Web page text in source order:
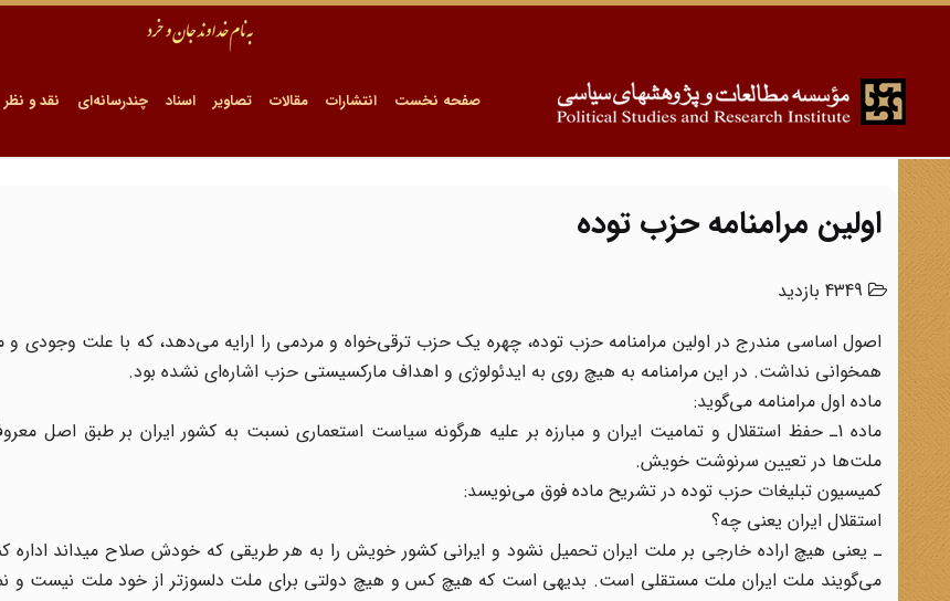
صفحه نخست انتشارات مقالات تصاویر اسناد چندرسانه‌ای نقد و نظر
اولین مرامنامه حزب توده
اصول اساسی مندرج در اولین مرامنامه حزب توده، چهره یک حزب ترقی‌خواه و مردمی را ارایه می‌دهد، که با علت وجودی
همخوانی نداشت. در این مرامنامه به هیچ روی به ایدئولوژی و اهداف مارکسیستی حزب اشاره‌ای نشده بود.
ماده اول مرامنامه می‌‌گوید:
ماده 1ـ حفظ استقلال و تمامیت ایران و مبارزه بر علیه هرگونه سیاست استعماری نسبت به کشور ایران بر طبق اصل
ملت‌ها در تعیین سرنوشت خویش.
کمیسیون تبلیغات حزب توده در تشریح ماده فوق می‌نویسد:
استقلال ایران یعنی چه؟
ـ یعنی هیچ اراده خارجی بر ملت ایران تحمیل نشود و ایرانی کشور خویش را به هر طریقی که خودش صلاح میداند اداره
می‌گویند ملت ایران ملت مستقلی است. بدیهی است که هیچ کس و هیچ دولتی برای ملت دلسوزتر از خود ملت نیست و